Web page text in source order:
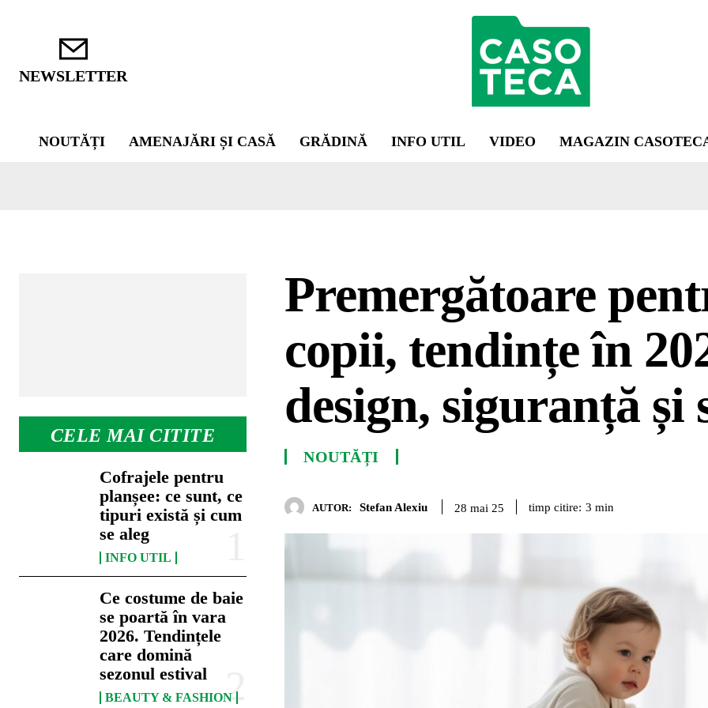
NEWSLETTER
NOUTĂȚI AMENAJĂRI ȘI CASĂ GRĂDINĂ INFO UTIL VIDEO MAGAZIN
CELE MAI CITITE
Cofrajele pentru
planșee: ce sunt, ce
tipuri există și cum
se aleg
INFO UTIL
Ce costume de baie
se poartă în vara
2026. Tendințele
care domină
sezonul estival
BEAUTY & FASHION
Premergătoare
copii, tendințe în
design, siguranță și
NOUTĂȚI
AUTOR: Stefan Alexiu 28 mai 25 timp citire: 3 min